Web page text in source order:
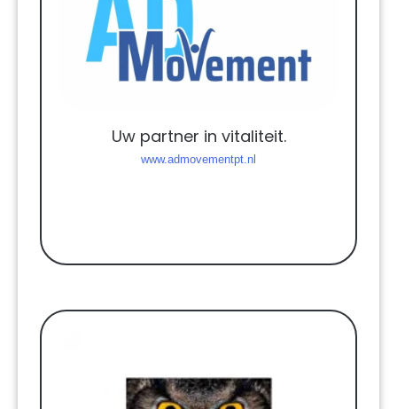
Uw partner in vitaliteit.
www.admovementpt.nl